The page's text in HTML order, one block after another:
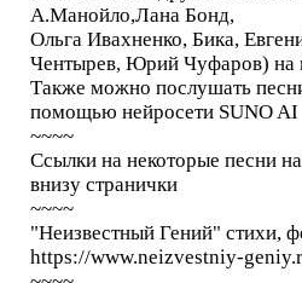
А.Манойло,Лана Бонд,
Ольга Ивахненко, Бика,
Чентырев, Юрий Чуфаров) на
Также можно послушать
помощью нейросети SUNO AI
~~~~
Ссылки на некоторые песни
внизу странички
~~~~
"Неизвестный Гений" стихи,
https://www.neizvestniy-